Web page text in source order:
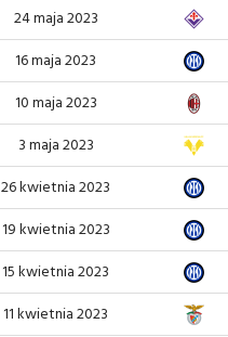
24 maja 2023
16 maja 2023
10 maja 2023
3 maja 2023
26 kwietnia 2023
19 kwietnia 2023
15 kwietnia 2023
11 kwietnia 2023